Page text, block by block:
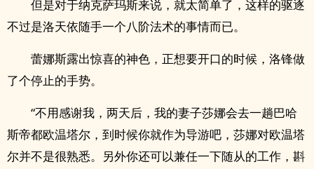
但是对于纳克萨玛斯来说，就太简单了，这样的驱逐
不过是洛天依随手一个八阶法术的事情而已。
蕾娜斯露出惊喜的神色，正想要开口的时候，洛锋做
了个停止的手势。
“不用感谢我，两天后，我的妻子莎娜会去一趟巴哈
斯帝都欧温塔尔，到时候你就作为导游吧，莎娜对欧温塔
尔并不是很熟悉。另外你还可以兼任一下随从的工作，斟